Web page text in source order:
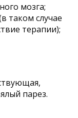
мозга;
таком случае
терапии);
парез.